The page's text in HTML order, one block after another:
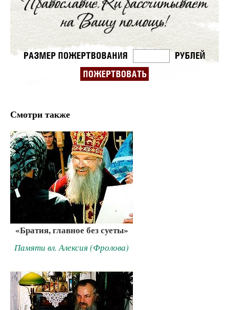
Смотри также
«Братия, главное без суеты»
Памяти вл. Алексия (Фролова)